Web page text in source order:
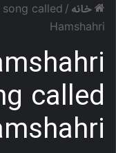
خانه /
called
Hamshahri
called